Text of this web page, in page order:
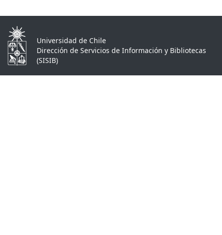
Universidad de Chile
Dirección de Servicios de Información y Bibliotecas
(SISIB)